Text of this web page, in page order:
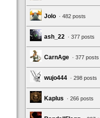
Jolo · 482 posts
ash_22 · 377 posts
CarnAge · 377 posts
wujo444 · 298 posts
Kaplus · 266 posts